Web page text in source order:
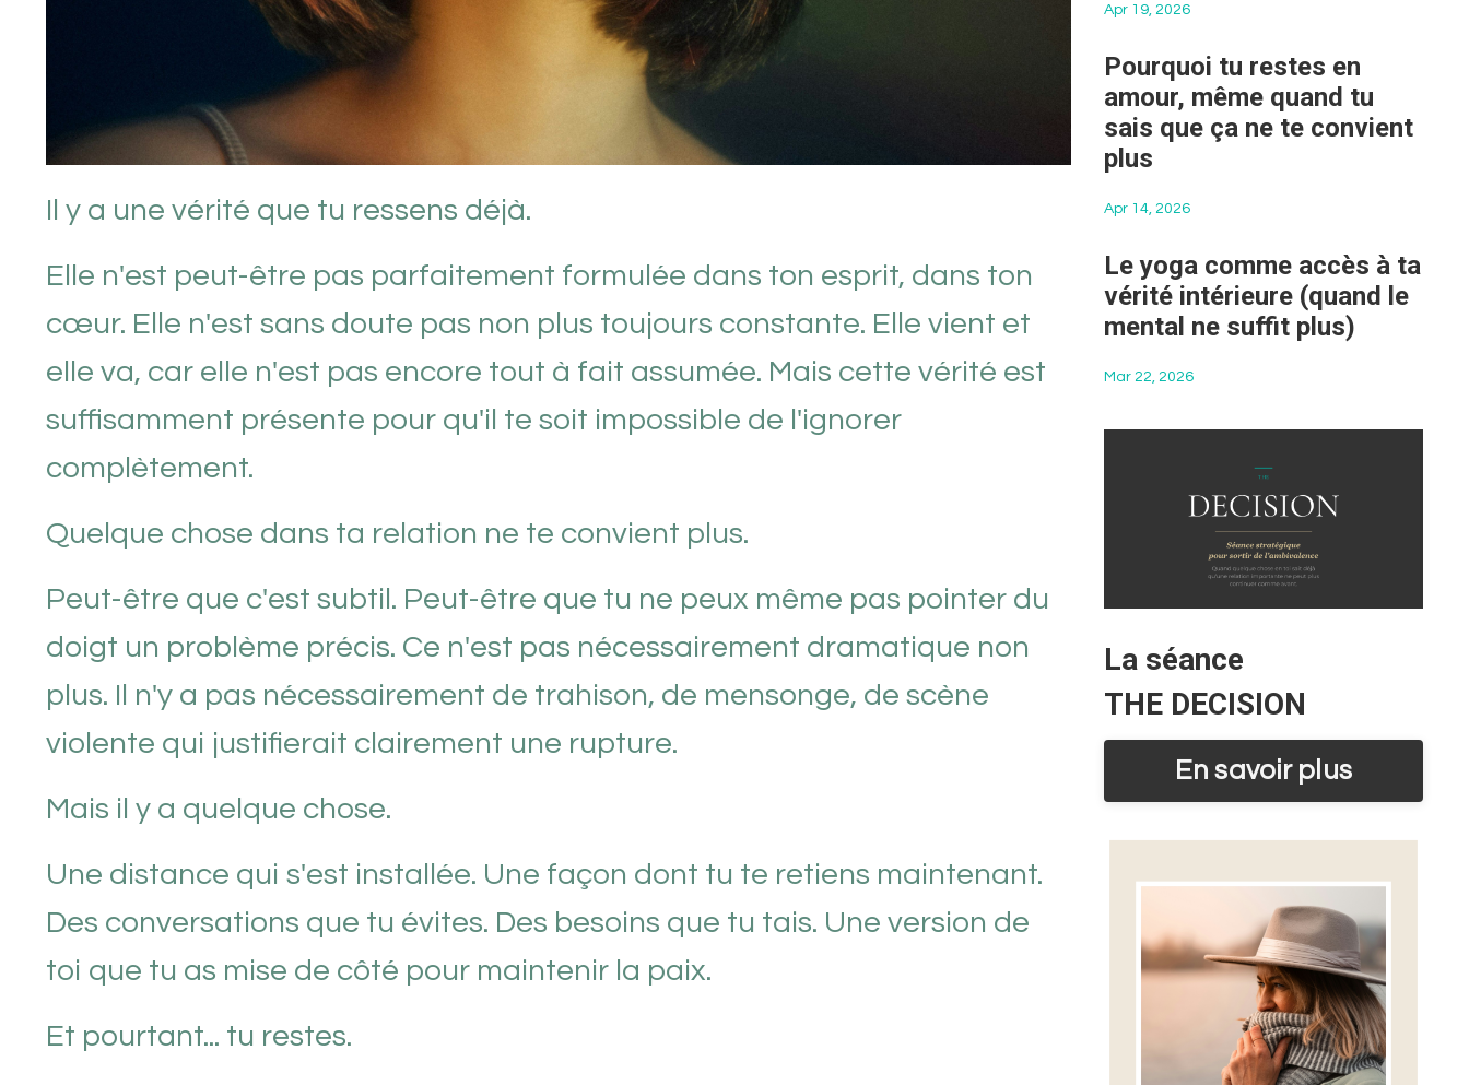
Il y a une vérité que tu ressens déjà.
Elle n'est peut-être pas parfaitement formulée dans ton esprit, dans ton
cœur. Elle n'est sans doute pas non plus toujours constante. Elle vient et
elle va, car elle n'est pas encore tout à fait assumée. Mais cette vérité est
suffisamment présente pour qu'il te soit impossible de l'ignorer
complètement.
Quelque chose dans ta relation ne te convient plus.
Peut-être que c'est subtil. Peut-être que tu ne peux même pas pointer du
doigt un problème précis. Ce n'est pas nécessairement dramatique non
plus. Il n'y a pas nécessairement de trahison, de mensonge, de scène
violente qui justifierait clairement une rupture.
Mais il y a quelque chose.
Une distance qui s'est installée. Une façon dont tu te retiens maintenant.
Des conversations que tu évites. Des besoins que tu tais. Une version de
toi que tu as mise de côté pour maintenir la paix.
Et pourtant... tu restes.
Apr 19, 2026
Pourquoi tu restes en
amour, même quand tu
sais que ça ne te convient
plus
Apr 14, 2026
Le yoga comme accès à ta
vérité intérieure (quand le
mental ne suffit plus)
Mar 22, 2026
La séance
THE DECISION
En savoir plus